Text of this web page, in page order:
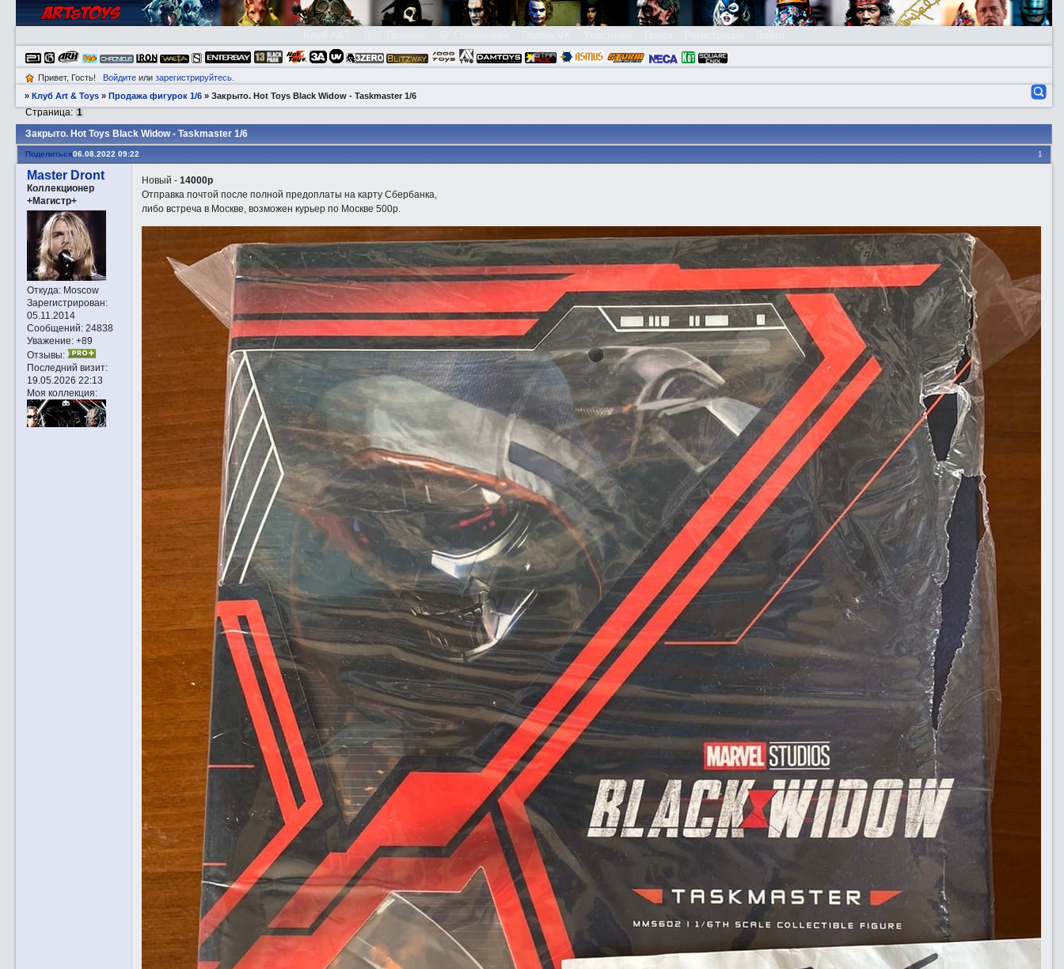
Привет, Гость! Войдитеили зарегистрируйтесь.
»Клуб Art & Toys »Продажа фигурок 1/6 »Закрытo. Hot Toys Black Widow - Taskmaster 1/6
Закрытo. Hot Toys Black Widow - Taskmaster 1/6
Страница: 1
Поделиться 1
06.08.2022 09:22
Master Dront
Коллекционер
+Магистр+
Откуда:Moscow
Зарегистрирован:
05.11.2014
Сообщений:24838
Уважение: +89
Отзывы:
Последний визит:
19.05.2026 22:13
Моя коллекция:
Новый - 14000р
Отправка почтой после полной предоплаты на карту Сбербанка,
либо встреча в Москве, возможен курьер по Москве 500р.